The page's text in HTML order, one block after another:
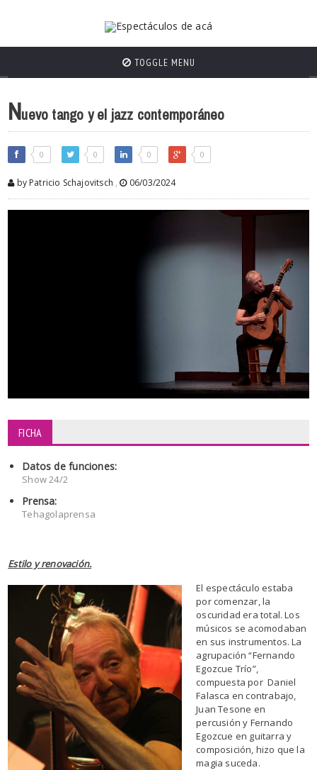
TOGGLE MENU
Nuevo tango y el jazz contemporáneo
0 0 0 0
by Patricio Schajovitsch , 06/03/2024
FICHA
Datos de funciones:
Show 24/2
Prensa:
Tehagolaprensa
Estilo y renovación.
El espectáculo estaba
por comenzar, la
oscuridad era total. Los
músicos se acomodaban
en sus instrumentos. La
agrupación “Fernando
Egozcue Trío”,
compuesta por Daniel
Falasca en contrabajo,
Juan Tesone en
percusión y Fernando
Egozcue en guitarra y
composición, hizo que la
magia suceda.